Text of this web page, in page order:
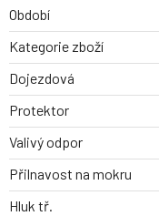
Období
Kategorie zboží
Dojezdová
Protektor
Valivý odpor
Přilnavost na mokru
Hluk tř.